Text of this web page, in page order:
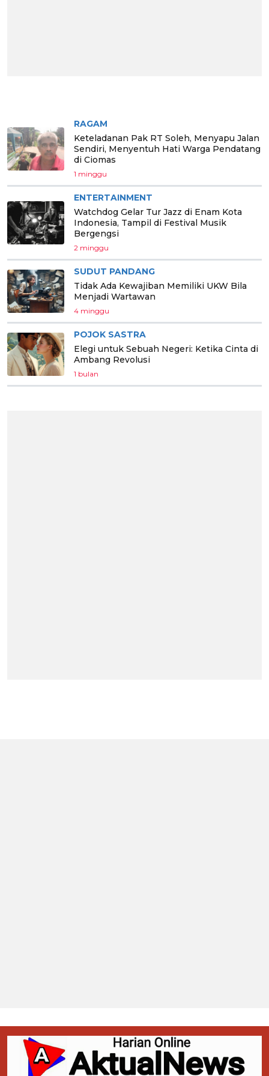
RAGAM
Keteladanan Pak RT Soleh, Menyapu Jalan
Sendiri, Menyentuh Hati Warga Pendatang
di Ciomas
1 minggu
ENTERTAINMENT
Watchdog Gelar Tur Jazz di Enam Kota
Indonesia, Tampil di Festival Musik
Bergengsi
2 minggu
SUDUT PANDANG
Tidak Ada Kewajiban Memiliki UKW Bila
Menjadi Wartawan
4 minggu
POJOK SASTRA
Elegi untuk Sebuah Negeri: Ketika Cinta di
Ambang Revolusi
1 bulan